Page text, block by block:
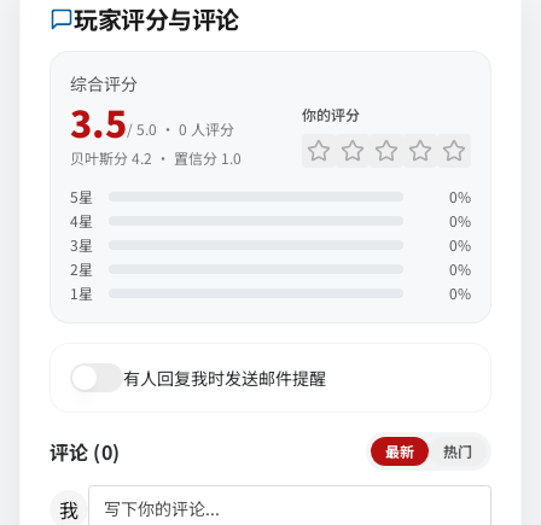
玩家评分与评论
综合评分
3.5/ 5.0 · 0 人评分
贝叶斯分4.2 · 置信分 1.0
你的评分
5星 0%
4星 0%
3星 0%
2星 0%
1 星 0%
有人回复我时发送邮件提醒
评论 (0) 最新 热门
我